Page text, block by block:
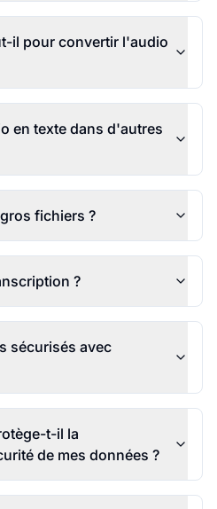
il pour convertir l'audio
en texte dans d'autres
fichiers ?
?
sécurisés avec
t-il la
de mes données ?